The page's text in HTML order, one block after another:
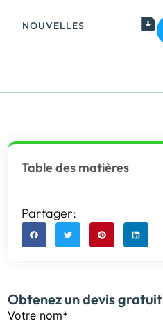
NOUVELLES
Table des matières
Partager:
Obtenez un devis gratuit
Votre nom*